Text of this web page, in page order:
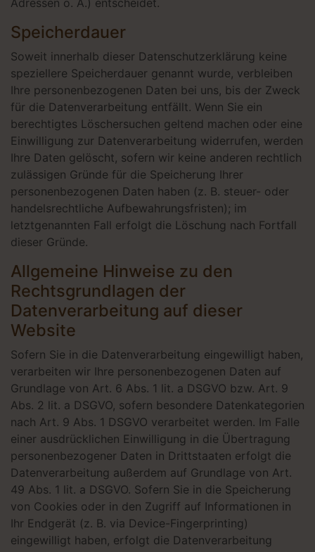
Adressen o. Ä.) entscheidet.
Speicherdauer
Soweit innerhalb dieser Datenschutzerklärung keine
speziellere Speicherdauer genannt wurde, verbleiben
Ihre personenbezogenen Daten bei uns, bis der Zweck
für die Datenverarbeitung entfällt. Wenn Sie ein
berechtigtes Löschersuchen geltend machen oder eine
Einwilligung zur Datenverarbeitung widerrufen, werden
Ihre Daten gelöscht, sofern wir keine anderen rechtlich
zulässigen Gründe für die Speicherung Ihrer
personenbezogenen Daten haben (z. B. steuer- oder
handelsrechtliche Aufbewahrungsfristen); im
letztgenannten Fall erfolgt die Löschung nach Fortfall
dieser Gründe.
Allgemeine Hinweise zu den
Rechtsgrundlagen der
Datenverarbeitung auf dieser
Website
Sofern Sie in die Datenverarbeitung eingewilligt haben,
verarbeiten wir Ihre personenbezogenen Daten auf
Grundlage von Art. 6 Abs. 1 lit. a DSGVO bzw. Art. 9
Abs. 2 lit. a DSGVO, sofern besondere Datenkategorien
nach Art. 9 Abs. 1 DSGVO verarbeitet werden. Im Falle
einer ausdrücklichen Einwilligung in die Übertragung
personenbezogener Daten in Drittstaaten erfolgt die
Datenverarbeitung außerdem auf Grundlage von Art.
49 Abs. 1 lit. a DSGVO. Sofern Sie in die Speicherung
von Cookies oder in den Zugriff auf Informationen in
Ihr Endgerät (z. B. via Device-Fingerprinting)
eingewilligt haben, erfolgt die Datenverarbeitung